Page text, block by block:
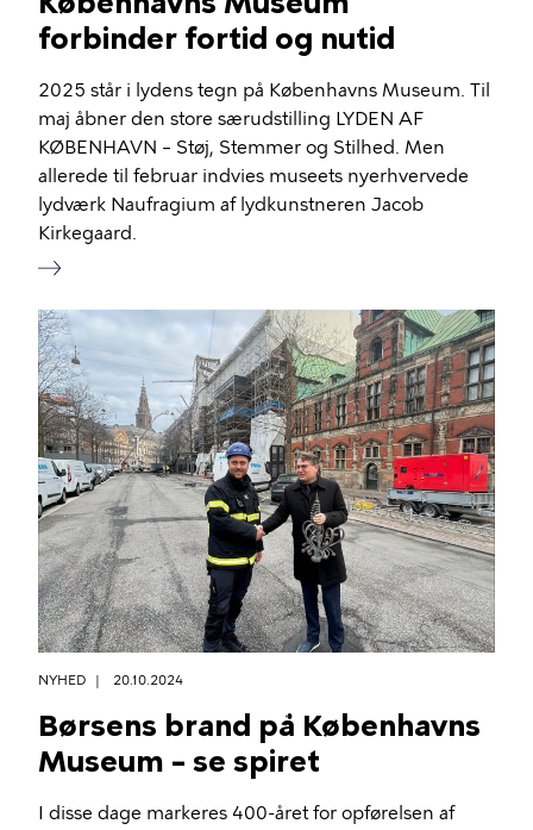
forbinder fortid og nutid
2025 står i lydens tegn på Københavns Museum. Til
maj åbner den store særudstilling LYDEN AF
KØBENHAVN – Støj, Stemmer og Stilhed. Men
allerede til februar indvies museets nyerhvervede
lydværk Naufragium af lydkunstneren Jacob
Kirkegaard.
NYHED 20.10.2024
Børsens brand på Københavns
Museum – se spiret
I disse dage markeres 400-året for opførelsen af